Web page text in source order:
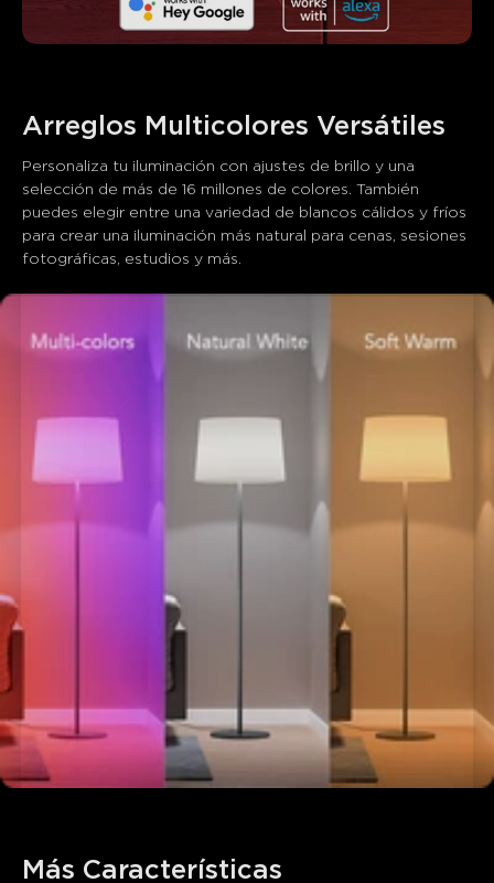
Arreglos Multicolores Versátiles
Personaliza tu iluminación con ajustes de brillo y una
selección de más de 16 millones de colores. También
puedes elegir entre una variedad de blancos cálidos y fríos
para crear una iluminación más natural para cenas, sesiones
fotográficas, estudios y más.
Más Características